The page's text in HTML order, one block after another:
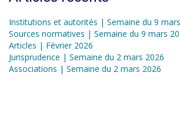
Institutions et autorités | Semaine du 9
Sources normatives | Semaine du 9 mars
Articles | Février 2026
Jurisprudence | Semaine du 2 mars 2026
Associations | Semaine du 2 mars 2026